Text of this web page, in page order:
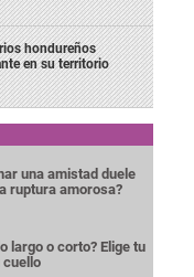
hondureños
en su territorio
una amistad duele
ruptura amorosa?
largo o corto? Elige tu
cuello